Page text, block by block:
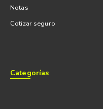
Notas
Cotizar seguro
Categorías